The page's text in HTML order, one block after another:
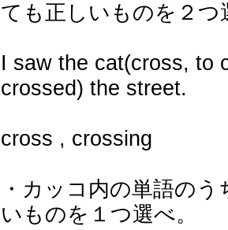
ても正しいものを２つ
I saw the cat(cross, to
crossed) the street.
cross , crossing
・カッコ内の単語の
いものを１つ選べ。